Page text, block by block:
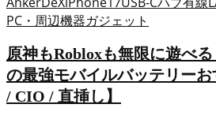
PC・周辺機器ガジェット
原神もRobloxも無限に遊べ
の最強モバイルバッテリー
/ CIO / 直挿し】